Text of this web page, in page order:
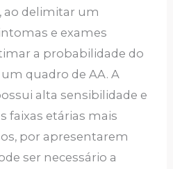
ao delimitar um
e exames
a probabilidade do
quadro de AA. A
alta sensibilidade e
faixas etárias mais
por apresentarem
ser necessário a